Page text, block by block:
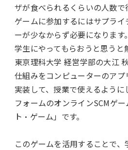
ザが食べられるくらいの人数
ゲームに参加するにはサプラ
ーが少なからず必要になります
学生にやってもらおうと思うと
東京理科大学 経営学部の大江
仕組みをコンピューターのアプ
実装して、授業で使えるように
フォームのオンラインSCMゲ
ト・ゲーム」です。
このゲームを活用することで